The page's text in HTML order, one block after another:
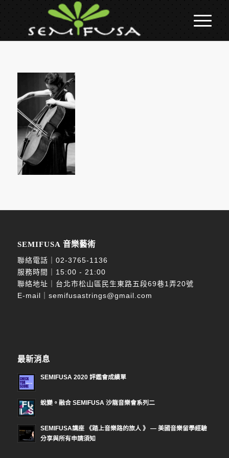
SEMIFUSA 音樂藝術
聯絡電話｜ 02-3765-1136
服務時間｜15:00 - 21:00
聯絡地址｜台北市松山區民生東路五段69巷1弄20號
E-mail｜ semifusastrings@gmail.com
最新消息
SEMIFUSA 2020 評鑑會成績單
蛻變。融合 SEMIFUSA 沙龍音樂會系列二
SEMIFUSA講座 《踏上音樂路的旅人 》 — 美國音樂留學經驗
分享與所有申請須知